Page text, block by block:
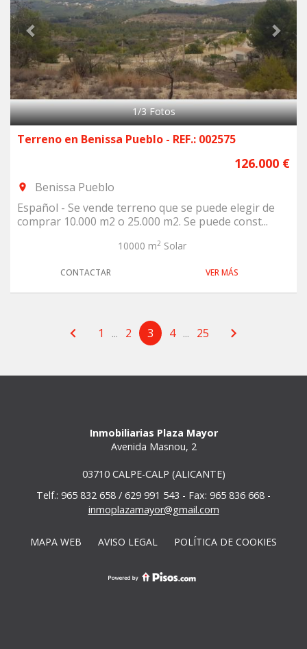
1/3Fotos
Terreno en Benissa Pueblo - REF.: 002575
126.000 €
room
Benissa Pueblo
Español - Se vende terreno que se puede elegir de
comprar 10.000 m2 o 25.000 m2. Se puede const...
10000 m2 Solar
CONTACTAR VER MÁS
chevron_left 1 ... 2 3 4 ... 25 chevron_right
Inmobiliarias Plaza Mayor
Avenida Masnou, 2
03710 CALPE-CALP (ALICANTE)
Telf.: 965 832 658 / 629 991 543 - Fax: 965 836 668 -
inmoplazamayor@gmail.com
MAPA WEB AVISO LEGAL POLÍTICA DE COOKIES